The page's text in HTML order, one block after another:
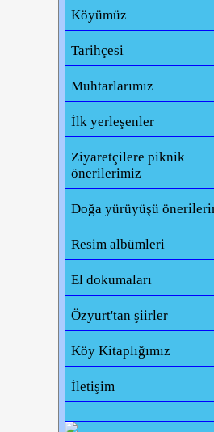
Köyümüz
Tarihçesi
Muhtarlarımız
İlk yerleşenler
Ziyaretçilere piknik
önerilerimiz
Doğa yürüyüşü
Resim albümleri
El dokumaları
Özyurt'tan şiirler
Köy Kitaplığımız
İletişim